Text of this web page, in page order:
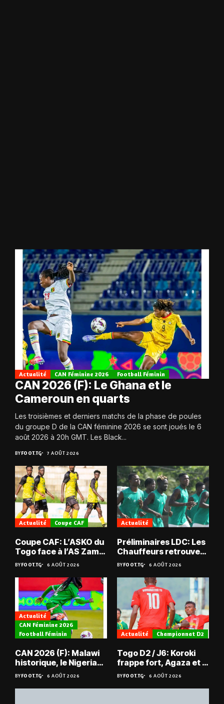
Actualité CAN Féminine 2026 Football Féminin
CAN 2026 (F): Le Ghana et le
Cameroun en quarts
Les troisièmes et derniers matchs de la phase de poules
du groupe D de la CAN féminine 2026 se sont joués le 6
août 2026 à 20h GMT. Les Black...
BYFOOT.TG 7 AOÛT 2026
Actualité Coupe CAF
Coupe CAF: L’ASKO du
Togo face à l’AS Zam
du Niger
BYFOOT.TG 6 AOÛT 2026
Actualité
Préliminaires LDC: Les
Chauffeurs retrouvent
les Mimos
BYFOOT.TG 6 AOÛT 2026
Actualité
CAN Féminine 2026
Football Féminin
CAN 2026 (F): Malawi
historique, le Nigeria
sauvé, la Zambie
éliminée
BYFOOT.TG 6 AOÛT 2026
Actualité Championnat D2
Togo D2 / J6: Koroki
frappe fort, Agaza et la
JCA assurent,
suspense avant Sara
FC – Doumbé FC
BYFOOT.TG 6 AOÛT 2026